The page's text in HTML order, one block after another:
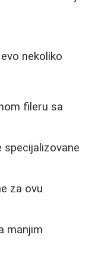
nekoliko
fileru sa
za ovu
manjim